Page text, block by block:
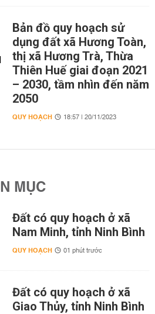
Bản đồ quy hoạch sử
dụng đất xã Hương Toàn,
thị xã Hương Trà, Thừa
Thiên Huế giai đoạn 2021
– 2030, tầm nhìn đến năm
2050
QUY HOẠCH 18:57 | 20/11/2023
MỤC
Đất có quy hoạch ở xã
Nam Minh, tỉnh Ninh Bình
QUY HOẠCH 01 phút trước
Đất có quy hoạch ở xã
Giao Thủy, tỉnh Ninh Bình